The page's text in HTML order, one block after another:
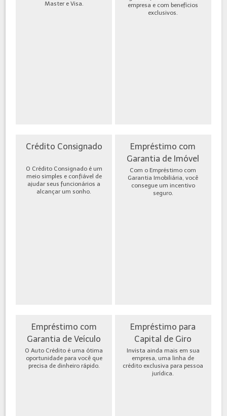
Master e Visa.
empresa e com benefícios
exclusivos.
Crédito Consignado
O Crédito Consignado é um
meio simples e confiável de
ajudar seus funcionários a
alcançar um sonho.
Empréstimo com
Garantia de Imóvel
Com o Empréstimo com
Garantia Imobiliária, você
consegue um incentivo
seguro.
Empréstimo com
Garantia de Veículo
O Auto Crédito é uma ótima
oportunidade para você que
precisa de dinheiro rápido.
Empréstimo para
Capital de Giro
Invista ainda mais em sua
empresa, uma linha de
crédito exclusiva para pessoa
jurídica.